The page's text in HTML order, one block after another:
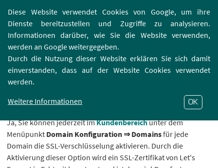
Diese Website verwendet Cookies von Google, um ihre
Dienste bereitzustellen und Zugriffe zu analysieren.
Informationen darüber, wie Sie die Website verwenden,
werden an Google weitergegeben.
Durch die Nutzung dieser Website erklären Sie sich damit
einverstanden, dass auf der Website Cookies verwendet
werden.
Weitere Informationen
OK
Kann ich kostenfreie SSL-Zertifikate von Let's
SSL-Zertifikate
Ja, Sie können jederzeit imKundenbereichunter dem
Menüpunkt Domain Konfiguration ⇒ Domainsfür jede
Domain die SSL-Verschlüsselung aktivieren. Durch die
Aktivierung dieser Option wird ein SSL-Zertifikat von Let's